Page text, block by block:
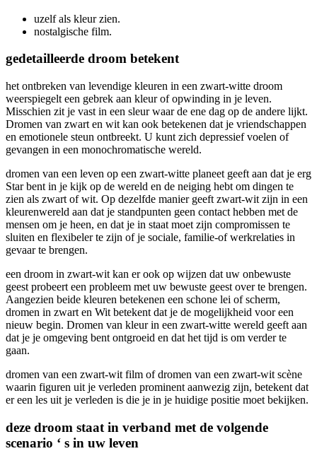
uzelf als kleur zien.
nostalgische film.
gedetailleerde droom betekent
het ontbreken van levendige kleuren in een zwart-witte droom
weerspiegelt een gebrek aan kleur of opwinding in je leven.
Misschien zit je vast in een sleur waar de ene dag op de andere lijkt.
Dromen van zwart en wit kan ook betekenen dat je vriendschappen
en emotionele steun ontbreekt. U kunt zich depressief voelen of
gevangen in een monochromatische wereld.
dromen van een leven op een zwart-witte planeet geeft aan dat je erg
Star bent in je kijk op de wereld en de neiging hebt om dingen te
zien als zwart of wit. Op dezelfde manier geeft zwart-wit zijn in een
kleurenwereld aan dat je standpunten geen contact hebben met de
mensen om je heen, en dat je in staat moet zijn compromissen te
sluiten en flexibeler te zijn of je sociale, familie-of werkrelaties in
gevaar te brengen.
een droom in zwart-wit kan er ook op wijzen dat uw onbewuste
geest probeert een probleem met uw bewuste geest over te brengen.
Aangezien beide kleuren betekenen een schone lei of scherm,
dromen in zwart en Wit betekent dat je de mogelijkheid voor een
nieuw begin. Dromen van kleur in een zwart-witte wereld geeft aan
dat je je omgeving bent ontgroeid en dat het tijd is om verder te
gaan.
dromen van een zwart-wit film of dromen van een zwart-wit scène
waarin figuren uit je verleden prominent aanwezig zijn, betekent dat
er een les uit je verleden is die je in je huidige positie moet bekijken.
deze droom staat in verband met de volgende
scenario ‘ s in uw leven